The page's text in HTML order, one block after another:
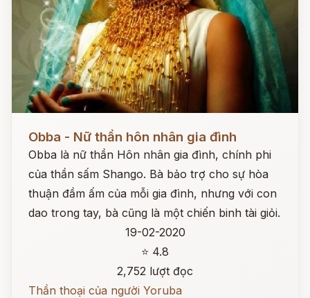
Obba - Nữ thần hôn nhân gia đình
Obba là nữ thần Hôn nhân gia đình, chính phi
của thần sấm Shango. Bà bảo trợ cho sự hòa
thuận đầm ấm của mỗi gia đình, nhưng với con
dao trong tay, bà cũng là một chiến binh tài giỏi.
19-02-2020
⭐ 4.8
2,752 lượt đọc
Thần thoại của người Yoruba